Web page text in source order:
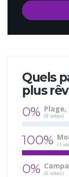
Quels
plus
0%
(0 votes)
100% (1
0% (0 votes)